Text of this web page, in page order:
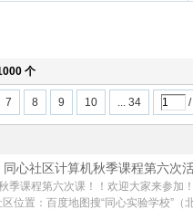
个
7 8 9 10 ... 34
心社区计算机秋季课程第六次
季课程第六次课！！欢迎大家来参加
位置：百度地图搜“同心实验学校”（